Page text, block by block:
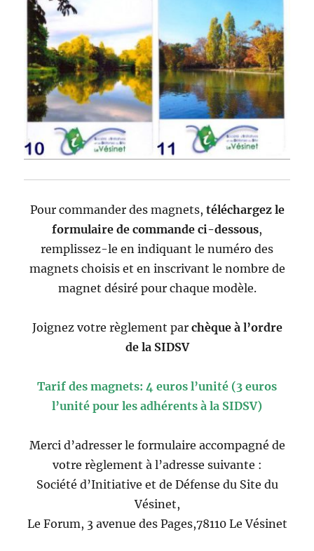
Pour commander des magnets, téléchargez le
formulaire de commande ci-dessous,
remplissez-le en indiquant le numéro des
magnets choisis et en inscrivant le nombre de
magnet désiré pour chaque modèle.
Joignez votre règlement parchèque à l’ordre
de la SIDSV
Tarif des magnets: 4 euros l’unité (3 euros
l’unité pour les adhérents à la SIDSV)
Merci d’adresser le formulaire accompagné de
votre règlement à l’adresse suivante :
Société d’Initiative et de Défense du Site du
Vésinet,
Le Forum, 3 avenue des Pages,78110 Le Vésinet